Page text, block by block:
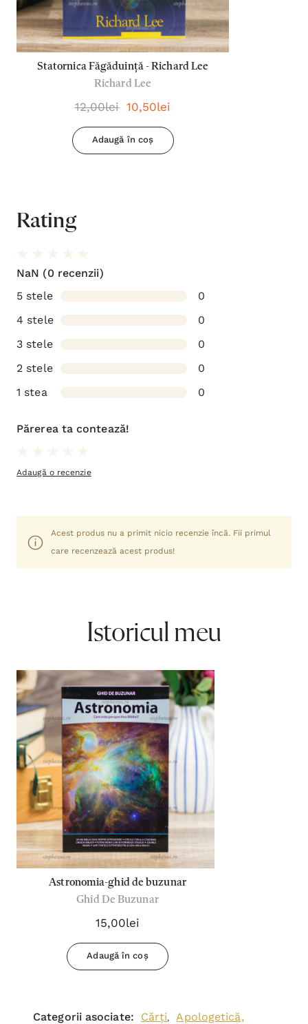
Statornica Făgăduință - Richard Lee
Richard Lee
12,00lei 10,50lei
Adaugă în coș
Rating
NaN (0 recenzii)
5 stele
0
4 stele
0
3 stele
0
2 stele
0
1 stea
0
Părerea ta contează!
Adaugă o recenzie
Acest produs nu a primit nicio recenzie încă. Fii primul
care recenzează acest produs!
Istoricul meu
Astronomia-ghid de buzunar
Ghid De Buzunar
15,00lei
Adaugă în coș
Categorii asociate: Cărți,
Apologetică,